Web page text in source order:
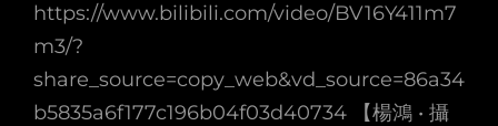
https://www.bilibili.com/video/BV16Y411m7
m3/?
share_source=copy_web&vd_source=86a34
b5835a6f177c196b04f03d40734 【楊鴻 • 攝